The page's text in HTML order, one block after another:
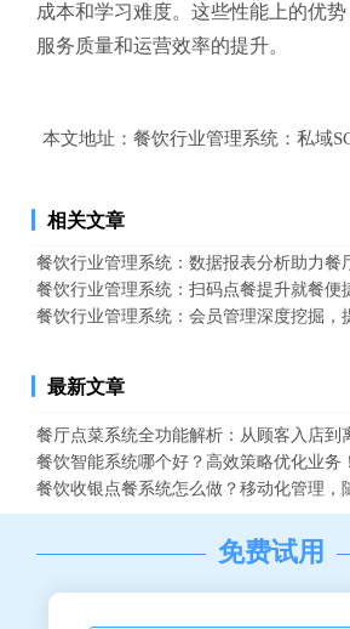
成本和学习难度。这些性能上的优
服务质量和运营效率的提升。
本文地址： 餐饮行业管理系统：私域
相关文章
餐饮行业管理系统：数据报表分析助力餐
餐饮行业管理系统：扫码点餐提升就餐便
餐饮行业管理系统：会员管理深度挖掘，
最新文章
餐厅点菜系统全功能解析：从顾客入店到
餐饮智能系统哪个好？高效策略优化业务！
餐饮收银点餐系统怎么做？移动化管理，
免费试用